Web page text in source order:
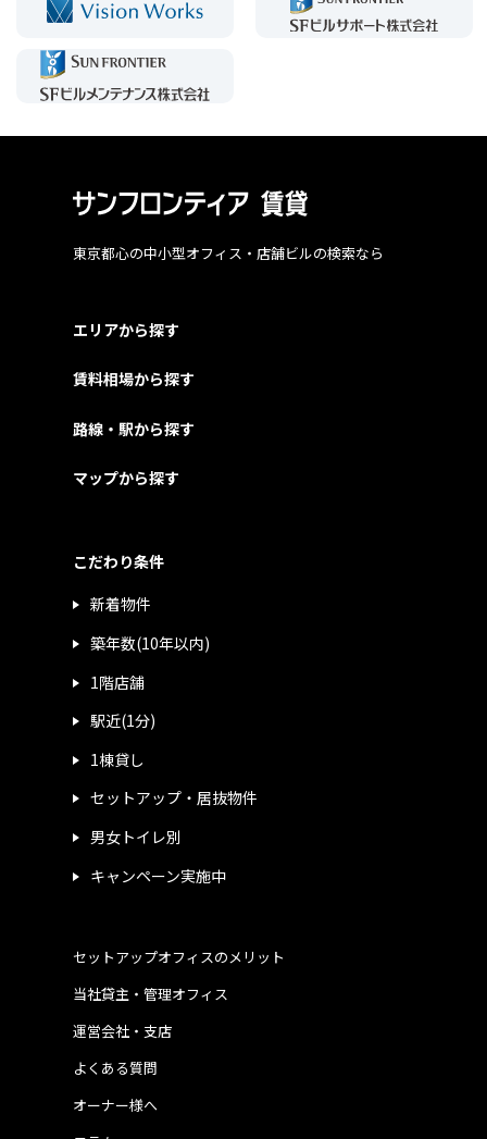
東京都心の中小型オフィス・店舗ビルの検索なら
エリアから探す
賃料相場から探す
路線・駅から探す
マップから探す
こだわり条件
新着物件
築年数(10年以内)
1階店舗
駅近(1分)
1棟貸し
セットアップ・居抜物件
男女トイレ別
キャンペーン実施中
運営会社・支店
よくある質問
当社貸主・管理オフィス
オーナー様へ
セットアップオフィスのメリット